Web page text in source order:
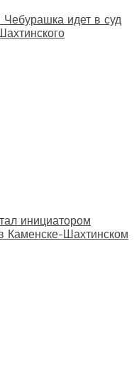
Чебурашка идет в суд
инициатором
Каменске-Шахтинском